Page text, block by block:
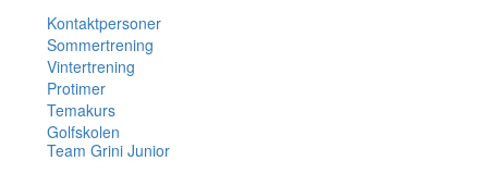
Kontaktpersoner
Sommertrening
Vintertrening
Protimer
Temakurs
Golfskolen
Team Grini Junior